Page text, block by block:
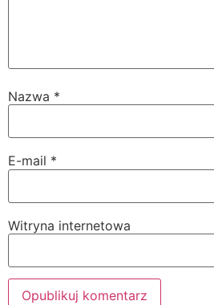
Nazwa *
E-mail *
Witryna internetowa